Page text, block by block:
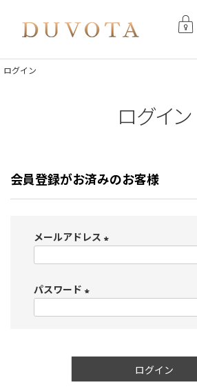
ログイン
ログイン
会員登録がお済みのお客様
メールアドレス
(
須
パスワード
(
ログイン